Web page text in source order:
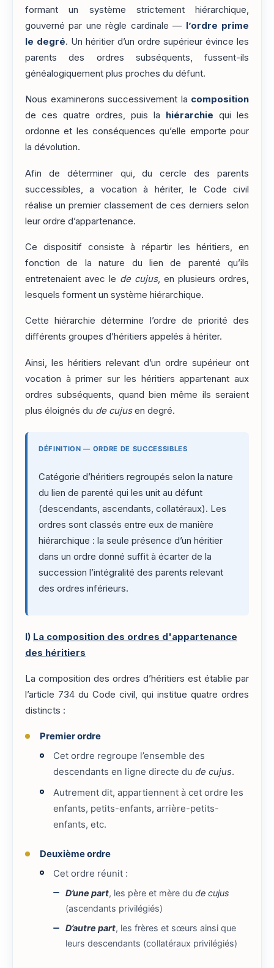
formant un système strictement hiérarchique,
gouverné par une règle cardinale — l’ordre prime
le degré. Un héritier d’un ordre supérieur évince les
parents des ordres subséquents, fussent-ils
généalogiquement plus proches du défunt.
Nous examinerons successivement la composition
de ces quatre ordres, puis la
hiérarchie qui les
ordonne et les conséquences qu’elle emporte pour
la dévolution.
Afin de déterminer qui, du cercle des parents
successibles, a vocation à hériter, le Code civil
réalise un premier classement de ces derniers selon
leur ordre d’appartenance.
Ce dispositif consiste à répartir les héritiers, en
fonction de la nature du lien de parenté qu’ils
entretenaient avec le de cujus, en plusieurs ordres,
lesquels forment un système hiérarchique.
Cette hiérarchie détermine l’ordre de priorité des
différents groupes d’héritiers appelés à hériter.
Ainsi, les héritiers relevant d’un ordre supérieur ont
vocation à primer sur les héritiers appartenant aux
ordres subséquents, quand bien même ils seraient
plus éloignés du de cujusen degré.
DÉFINITION — ORDRE DE SUCCESSIBLES
Catégorie d’héritiers regroupés selon la nature
du lien de parenté qui les unit au défunt
(descendants, ascendants, collatéraux). Les
ordres sont classés entre eux de manière
hiérarchique : la seule présence d’un héritier
dans un ordre donné suffit à écarter de la
succession l’intégralité des parents relevant
des ordres inférieurs.
I) La composition des ordres d'appartenance
des héritiers
La composition des ordres d’héritiers est établie par
l’article 734 du Code civil, qui institue quatre ordres
distincts :
Premier ordre
Cet ordre regroupe l’ensemble des
descendants en ligne directe dude cujus.
Autrement dit, appartiennent à cet ordre les
enfants, petits-enfants, arrière-petits-
enfants, etc.
Deuxième ordre
Cet ordre réunit :
D’une part, les père et mère dude cujus
(ascendants privilégiés)
D’autre part, les frères et sœurs ainsi que
leurs descendants (collatéraux privilégiés)